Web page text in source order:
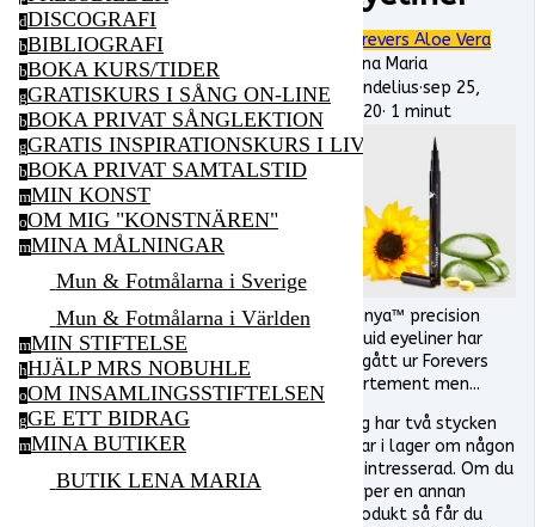
dDISCOGRAFI
bBIBLIOGRAFI
bBOKA KURS/TIDER
gGRATISKURS I SÅNG ON-LINE
bBOKA PRIVAT SÅNGLEKTION
gGRATIS INSPIRATIONSKURS I LIVSGLÄDJE ON-
bBOKA PRIVAT SAMTALSTID
mMIN KONST
oOM MIG "KONSTNÄREN"
mMINA MÅLNINGAR
Mun & Fotmålarna i Sverige
Mun & Fotmålarna i Världen
mMIN STIFTELSE
hHJÄLP MRS NOBUHLE
oOM INSAMLINGSSTIFTELSEN
gGE ETT BIDRAG
mMINA BUTIKER
BUTIK LENA MARIA
Forevers Aloe Vera
Lena Maria
Vendelius·sep 25,
2020· 1 minut
Sonya™ precision
liquid eyeliner har
utgått ur Forevers
sortement men...
Jag har två stycken
kvar i lager om någon
är intresserad. Om du
köper en annan
produkt så får du